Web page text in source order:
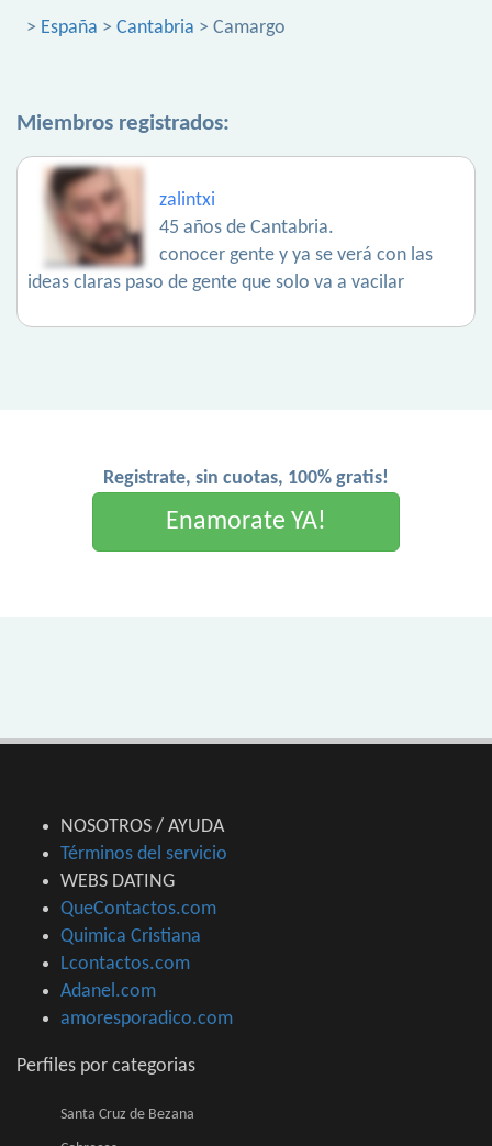
> España > Cantabria > Camargo
Miembros registrados:
zalintxi
45 años de Cantabria.
conocer gente y ya se verá con las
ideas claras paso de gente que solo va a vacilar
Registrate, sin cuotas, 100% gratis!
Enamorate YA!
NOSOTROS / AYUDA
Términos del servicio
WEBS DATING
QueContactos.com
Quimica Cristiana
Lcontactos.com
Adanel.com
amoresporadico.com
Perfiles por categorias
Santa Cruz de Bezana